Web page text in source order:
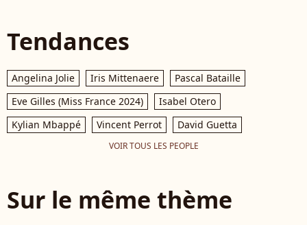
Tendances
Angelina Jolie Iris Mittenaere
Pascal Bataille
Eve Gilles (Miss France 2024)
Isabel Otero
Kylian Mbappé
Vincent Perrot David Guetta
VOIR TOUS LES PEOPLE
Sur le même thème